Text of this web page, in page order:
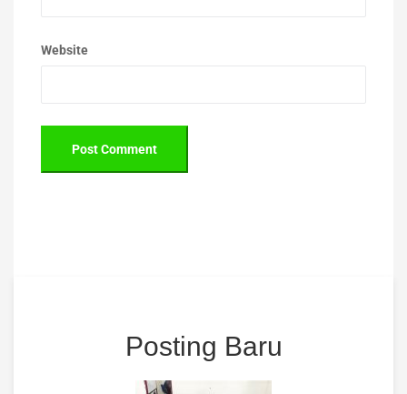
Website
Posting Baru